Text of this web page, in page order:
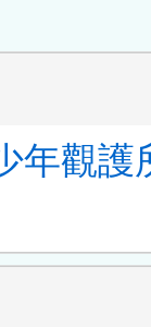
年觀護